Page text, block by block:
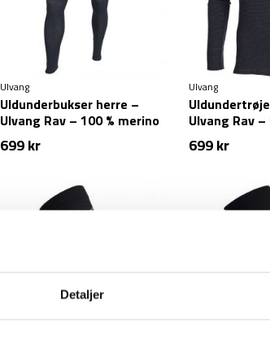
Detaljer
Ulvang
Uldunderbukser herre –
Ulvang Rav – 100 % merino
uld
699kr
Ulvang
Ulvang Rav
uld
699kr